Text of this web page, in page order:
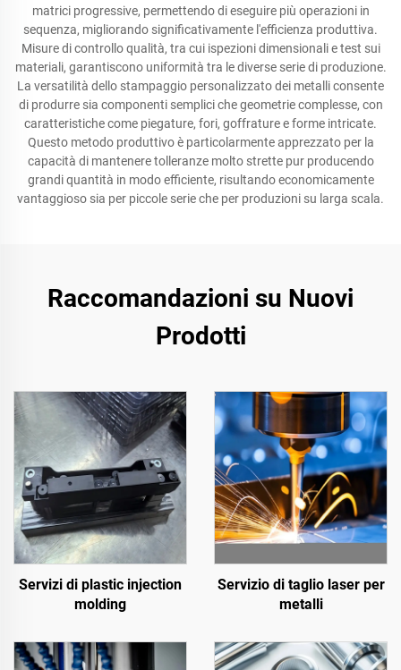
matrici progressive, permettendo di eseguire più operazioni in
sequenza, migliorando significativamente l'efficienza produttiva.
Misure di controllo qualità, tra cui ispezioni dimensionali e test sui
materiali, garantiscono uniformità tra le diverse serie di produzione.
La versatilità dello stampaggio personalizzato dei metalli consente
di produrre sia componenti semplici che geometrie complesse, con
caratteristiche come piegature, fori, goffrature e forme intricate.
Questo metodo produttivo è particolarmente apprezzato per la
capacità di mantenere tolleranze molto strette pur producendo
grandi quantità in modo efficiente, risultando economicamente
vantaggioso sia per piccole serie che per produzioni su larga scala.
Raccomandazioni su Nuovi
Prodotti
Servizi di plastic injection
molding
Servizio di taglio laser per
metalli